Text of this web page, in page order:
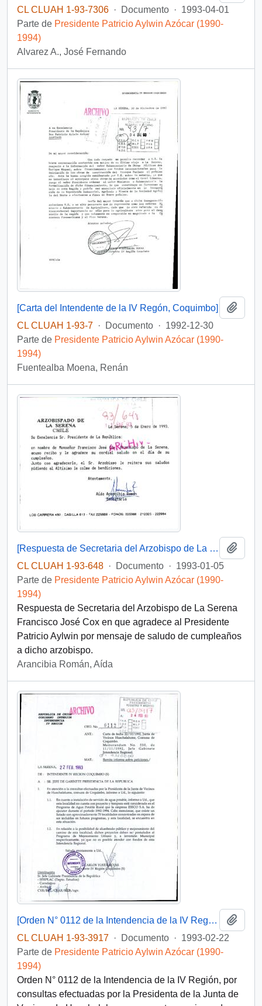
CL CLUAH 1-93-7306 · Documento · 1993-04-01
Parte de Presidente Patricio Aylwin Azócar (1990-
1994)
Alvarez A., José Fernando
[Carta del Intendente de la IV Regón, Coquimbo]
CL CLUAH 1-93-7 · Documento · 1992-12-30
Parte de Presidente Patricio Aylwin Azócar (1990-
1994)
Fuentealba Moena, Renán
[Respuesta de Secretaria del Arzobispo de La Serena]
CL CLUAH 1-93-648 · Documento · 1993-01-05
Parte de Presidente Patricio Aylwin Azócar (1990-
1994)
Respuesta de Secretaria del Arzobispo de La Serena
Francisco José Cox en que agradece al Presidente
Patricio Aylwin por mensaje de saludo de cumpleaños
a dicho arzobispo.
Arancibia Román, Aída
[Orden N° 0112 de la Intendencia de la IV Región]
CL CLUAH 1-93-3917 · Documento · 1993-02-22
Parte de Presidente Patricio Aylwin Azócar (1990-
1994)
Orden N° 0112 de la Intendencia de la IV Región, por
consultas efectuadas por la Presidenta de la Junta de